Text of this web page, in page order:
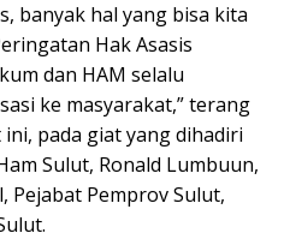
banyak hal yang bisa kita
Hak Asasis
dan HAM selalu
ke masyarakat,” terang
pada giat yang dihadiri
Sulut, Ronald Lumbuun,
Pejabat Pemprov Sulut,